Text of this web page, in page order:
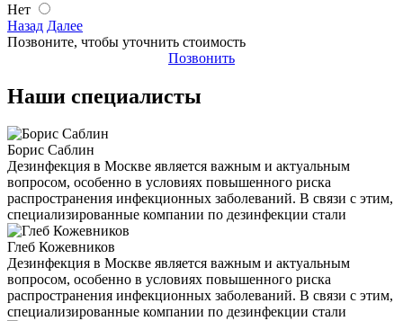
Нет
Назад Далее
Позвоните, чтобы уточнить стоимость
Позвонить
Наши специалисты
Борис Саблин
Дезинфекция в Москве является важным и актуальным
вопросом, особенно в условиях повышенного риска
распространения инфекционных заболеваний. В связи с этим,
специализированные компании по дезинфекции стали
Глеб Кожевников
Дезинфекция в Москве является важным и актуальным
вопросом, особенно в условиях повышенного риска
распространения инфекционных заболеваний. В связи с этим,
специализированные компании по дезинфекции стали